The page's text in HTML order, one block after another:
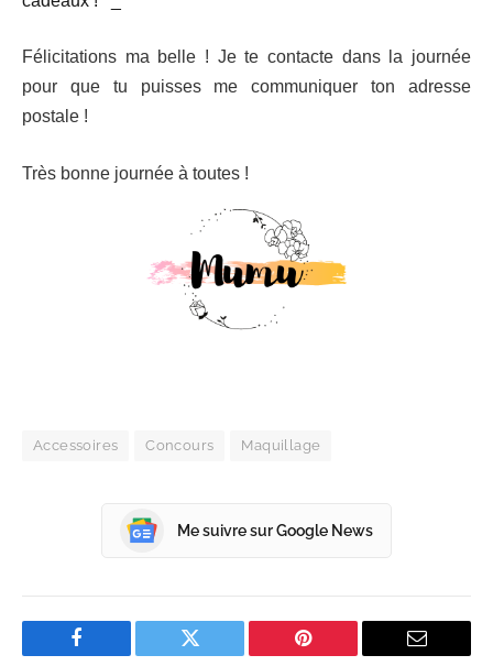
Félicitations ma belle ! Je te contacte dans la journée
pour que tu puisses me communiquer ton adresse
postale !
Très bonne journée à toutes !
Accessoires Concours Maquillage
Me suivre sur Google News
Facebook Twitter Pinterest Email